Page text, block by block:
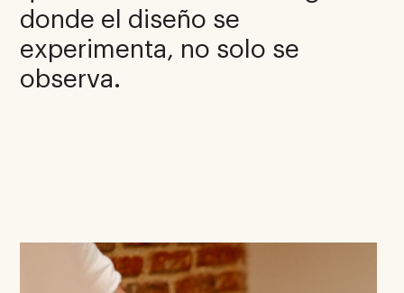
donde el diseño se
experimenta, no solo se
observa.